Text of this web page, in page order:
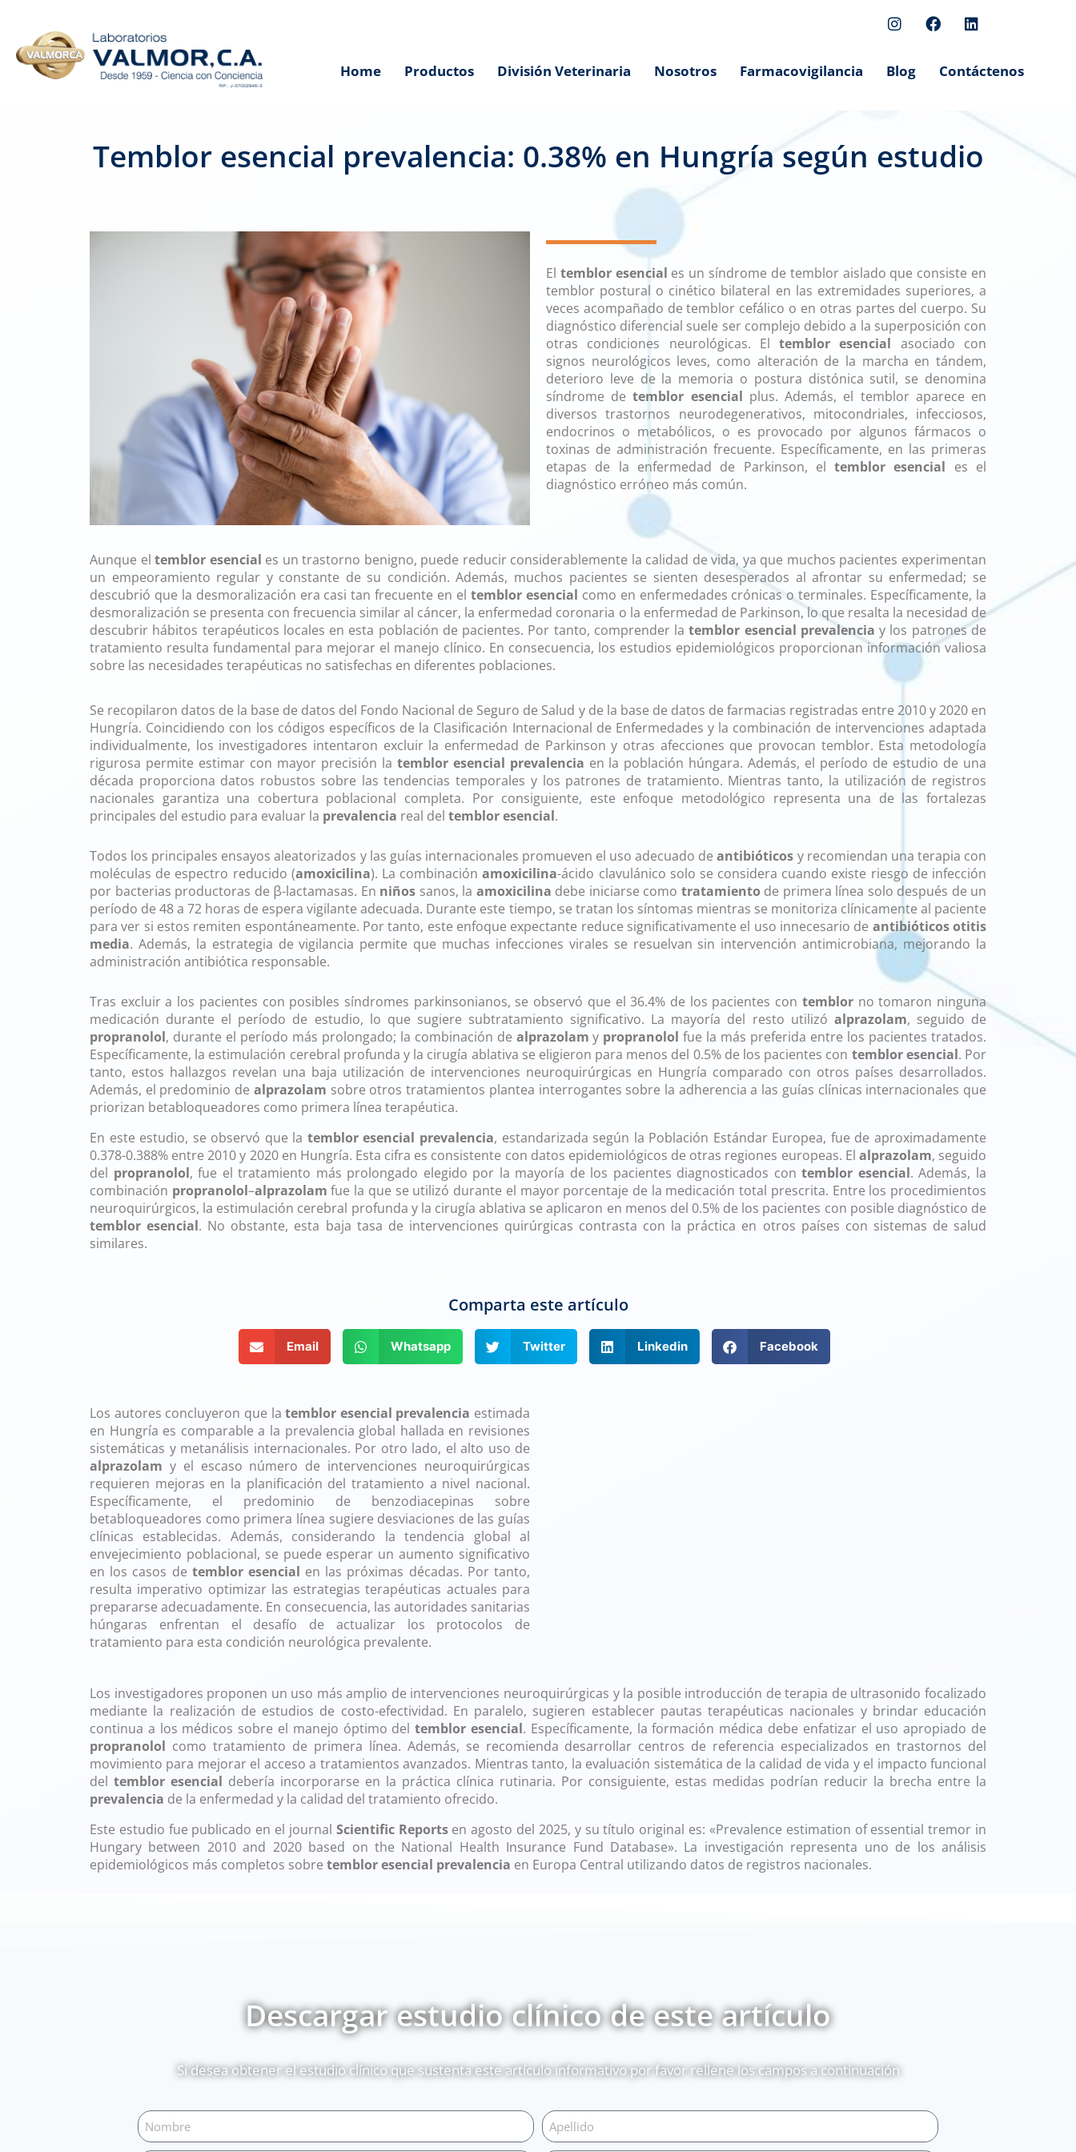
Home Productos División Veterinaria Nosotros Farmacovigilancia Blog Contáctenos
Temblor esencial prevalencia: 0.38% en Hungría según estudio
antiinflamatorios eficaces para osteoartritis
El temblor esencial es un síndrome de temblor aislado que consiste en
temblor postural o cinético bilateral en las extremidades superiores, a
veces acompañado de temblor cefálico o en otras partes del cuerpo. Su
diagnóstico diferencial suele ser complejo debido a la superposición con
otras condiciones neurológicas. Eltemblor esencial asociado con
signos neurológicos leves, como alteración de la marcha en tándem,
deterioro leve de la memoria o postura distónica sutil, se denomina
síndrome detemblor esencial plus. Además, el temblor aparece en
diversos trastornos neurodegenerativos, mitocondriales, infecciosos,
endocrinos o metabólicos, o es provocado por algunos fármacos o
toxinas de administración frecuente. Específicamente, en las primeras
etapas de la enfermedad de Parkinson, eltemblor esencial es el
diagnóstico erróneo más común.
Losartán en preeclampsia
Aunque eltemblor esencial es un trastorno benigno, puede reducir considerablemente la calidad de vida, ya que muchos pacientes experimentan
un empeoramiento regular y constante de su condición. Además, muchos pacientes se sienten desesperados al afrontar su enfermedad; se
descubrió que la desmoralización era casi tan frecuente en el temblor esencial como en enfermedades crónicas o terminales. Específicamente, la
desmoralización se presenta con frecuencia similar al cáncer, la enfermedad coronaria o la enfermedad de Parkinson, lo que resalta la necesidad de
descubrir hábitos terapéuticos locales en esta población de pacientes. Por tanto, comprender latemblor esencial prevalencia y los patrones de
tratamiento resulta fundamental para mejorar el manejo clínico. En consecuencia, los estudios epidemiológicos proporcionan información valiosa
sobre las necesidades terapéuticas no satisfechas en diferentes poblaciones.
Se recopilaron datos de la base de datos del Fondo Nacional de Seguro de Salud y de la base de datos de farmacias registradas entre 2010 y 2020 en
Hungría. Coincidiendo con los códigos específicos de la Clasificación Internacional de Enfermedades y la combinación de intervenciones adaptada
individualmente, los investigadores intentaron excluir la enfermedad de Parkinson y otras afecciones que provocan temblor. Esta metodología
rigurosa permite estimar con mayor precisión la temblor esencial prevalencia en la población húngara. Además, el período de estudio de una
década proporciona datos robustos sobre las tendencias temporales y los patrones de tratamiento. Mientras tanto, la utilización de registros
nacionales garantiza una cobertura poblacional completa. Por consiguiente, este enfoque metodológico representa una de las fortalezas
principales del estudio para evaluar la prevalencia real del temblor esencial.
Todos los principales ensayos aleatorizados y las guías internacionales promueven el uso adecuado deantibióticos y recomiendan una terapia con
moléculas de espectro reducido (amoxicilina). La combinaciónamoxicilina-ácido clavulánico solo se considera cuando existe riesgo de infección
por bacterias productoras de β-lactamasas. En niños sanos, la amoxicilina debe iniciarse como tratamiento de primera línea solo después de un
período de 48 a 72 horas de espera vigilante adecuada. Durante este tiempo, se tratan los síntomas mientras se monitoriza clínicamente al paciente
para ver si estos remiten espontáneamente. Por tanto, este enfoque expectante reduce significativamente el uso innecesario de antibióticos otitis
media. Además, la estrategia de vigilancia permite que muchas infecciones virales se resuelvan sin intervención antimicrobiana, mejorando la
administración antibiótica responsable.
Tras excluir a los pacientes con posibles síndromes parkinsonianos, se observó que el 36.4% de los pacientes con temblorno tomaron ninguna
medicación durante el período de estudio, lo que sugiere subtratamiento significativo. La mayoría del resto utilizó alprazolam, seguido de
propranolol, durante el período más prolongado; la combinación de alprazolam y propranolol fue la más preferida entre los pacientes tratados.
Específicamente, la estimulación cerebral profunda y la cirugía ablativa se eligieron para menos del 0.5% de los pacientes con temblor esencial. Por
tanto, estos hallazgos revelan una baja utilización de intervenciones neuroquirúrgicas en Hungría comparado con otros países desarrollados.
Además, el predominio de alprazolam sobre otros tratamientos plantea interrogantes sobre la adherencia a las guías clínicas internacionales que
priorizan betabloqueadores como primera línea terapéutica.
En este estudio, se observó que la temblor esencial prevalencia, estandarizada según la Población Estándar Europea, fue de aproximadamente
0.378-0.388% entre 2010 y 2020 en Hungría. Esta cifra es consistente con datos epidemiológicos de otras regiones europeas. El alprazolam, seguido
del propranolol, fue el tratamiento más prolongado elegido por la mayoría de los pacientes diagnosticados contemblor esencial. Además, la
combinación propranolol–alprazolam fue la que se utilizó durante el mayor porcentaje de la medicación total prescrita. Entre los procedimientos
neuroquirúrgicos, la estimulación cerebral profunda y la cirugía ablativa se aplicaron en menos del 0.5% de los pacientes con posible diagnóstico de
temblor esencial. No obstante, esta baja tasa de intervenciones quirúrgicas contrasta con la práctica en otros países con sistemas de salud
similares.
Comparta este artículo
Email Whatsapp Twitter Linkedin Facebook
Los autores concluyeron que latemblor esencial prevalencia estimada
en Hungría es comparable a la prevalencia global hallada en revisiones
sistemáticas y metanálisis internacionales. Por otro lado, el alto uso de
alprazolam y el escaso número de intervenciones neuroquirúrgicas
requieren mejoras en la planificación del tratamiento a nivel nacional.
Específicamente, el predominio de benzodiacepinas sobre
betabloqueadores como primera línea sugiere desviaciones de las guías
clínicas establecidas. Además, considerando la tendencia global al
envejecimiento poblacional, se puede esperar un aumento significativo
en los casos de temblor esencial en las próximas décadas. Por tanto,
resulta imperativo optimizar las estrategias terapéuticas actuales para
prepararse adecuadamente. En consecuencia, las autoridades sanitarias
húngaras enfrentan el desafío de actualizar los protocolos de
tratamiento para esta condición neurológica prevalente.
Los investigadores proponen un uso más amplio de intervenciones neuroquirúrgicas y la posible introducción de terapia de ultrasonido focalizado
mediante la realización de estudios de costo-efectividad. En paralelo, sugieren establecer pautas terapéuticas nacionales y brindar educación
continua a los médicos sobre el manejo óptimo deltemblor esencial. Específicamente, la formación médica debe enfatizar el uso apropiado de
propranolol como tratamiento de primera línea. Además, se recomienda desarrollar centros de referencia especializados en trastornos del
movimiento para mejorar el acceso a tratamientos avanzados. Mientras tanto, la evaluación sistemática de la calidad de vida y el impacto funcional
del temblor esencial debería incorporarse en la práctica clínica rutinaria. Por consiguiente, estas medidas podrían reducir la brecha entre la
prevalencia de la enfermedad y la calidad del tratamiento ofrecido.
Este estudio fue publicado en el journal Scientific Reportsen agosto del 2025, y su título original es: «Prevalence estimation of essential tremor in
Hungary between 2010 and 2020 based on the National Health Insurance Fund Database». La investigación representa uno de los análisis
epidemiológicos más completos sobre temblor esencial prevalencia en Europa Central utilizando datos de registros nacionales.
Descargar estudio clínico de este artículo
Si desea obtener el estudio clínico que sustenta este artículo informativo por favor rellene los campos a continuación